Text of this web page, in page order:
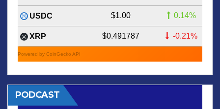
USDC $1.00 0.14%
XRP $0.491787 -0.21%
Powered by CoinGecko API
PODCAST